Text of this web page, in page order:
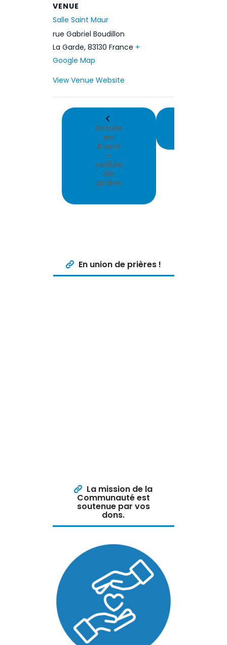
VENUE
Salle Saint Maur
rue Gabriel Boudillon
La Garde, 83130 France +
Google Map
View Venue Website
Entrée
en
Avent
–
veillée
de
prière
En union de prières !
La mission de la
Communauté est
soutenue par vos
dons.